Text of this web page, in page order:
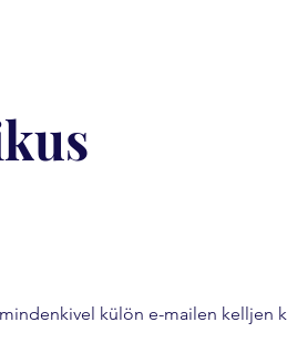
külön e-mailen kelljen